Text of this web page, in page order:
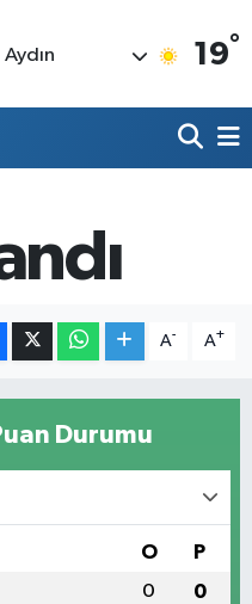
Aydın 19°
A- A+
Durumu
O P
0 0